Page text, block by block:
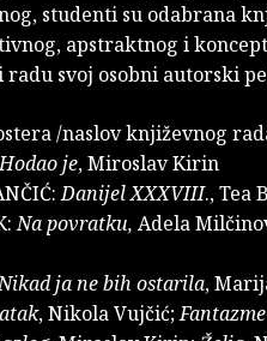
studenti su odabrana
apstraktnog i
svoj osobni autorski
/naslov književnog
Hodao je, Miroslav Kirin
Danijel XXXVIII., Tea
Na povratku, Adela
ja ne bih ostarila,
, Nikola Vujčić;